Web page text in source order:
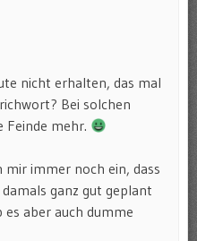
nicht erhalten, das mal
Bei solchen
Feinde mehr.
mir immer noch ein, dass
ganz gut geplant
es aber auch dumme